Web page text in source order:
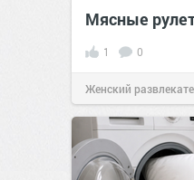
Мясные
1 0
Женский
сайт.23:41 06 авг